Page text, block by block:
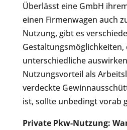
Überlässt eine GmbH
einen Firmenwagen auch
Nutzung, gibt es
Gestaltungsmöglichkeiten,
unterschiedliche
Nutzungsvorteil als
verdeckte
ist, sollte unbedingt vorab
Private Pkw-Nutzung: